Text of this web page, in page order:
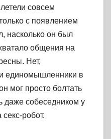
совсем
с появлением
насколько он был
общения на
Нет,
единомышленники в
мог просто болтать
даже собеседником у
робот.